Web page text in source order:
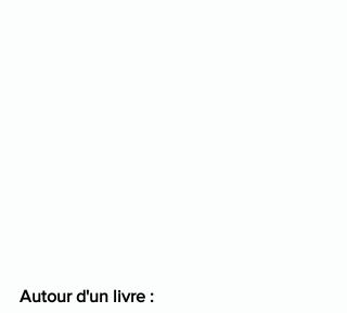
Autour d'un livre :